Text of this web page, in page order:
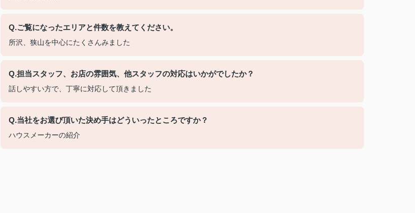
Q.ご覧になったエリアと件数を教えてください。
所沢、狭山を中心にたくさんみました
Q.担当スタッフ、お店の雰囲気、他スタッフの対応はいかがでしたか？
話しやすい方で、丁寧に対応して頂きました
Q.当社をお選び頂いた決め手はどういったところですか？
ハウスメーカーの紹介